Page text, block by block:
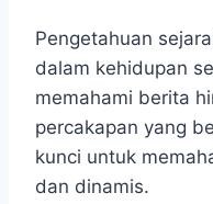
Pengetahuan
dalam kehidupan
memahami berita
percakapan yang
kunci untuk
dan dinamis.